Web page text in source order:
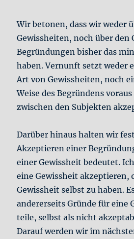
Wir betonen, dass wir weder
Gewissheiten, noch über den
Begründungen bisher das
haben. Vernunft setzt weder
Art von Gewissheiten, noch
Weise des Begründens
zwischen den Subjekten
Darüber hinaus halten wir
Akzeptieren einer
einer Gewissheit bedeutet.
eine Gewissheit akzeptieren,
Gewissheit selbst zu haben.
andererseits Gründe für eine
teile, selbst als nicht
Darauf werden wir im